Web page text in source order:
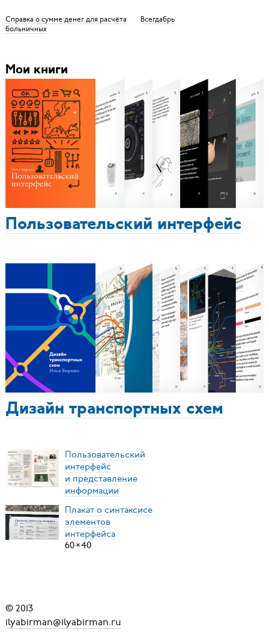
Справка о сумме денег для расчёта
больничных
Всегдабрь
Мои книги
Пользовательский интерфейс
Дизайн транспортных схем
Пользовательский
интерфейс
и представление
информации
Плакат о синтаксисе
элементов
интерфейса
60×40
© 2013
ilyabirman@ilyabirman.ru